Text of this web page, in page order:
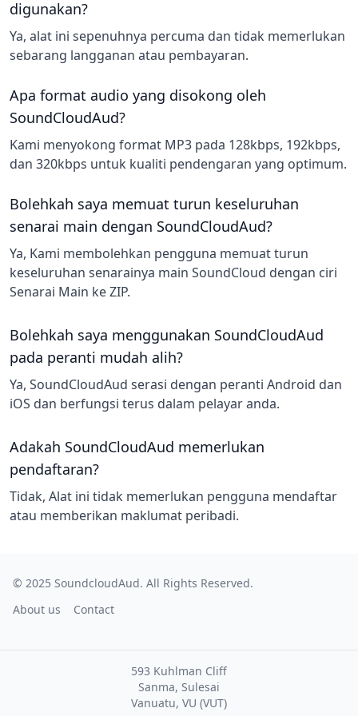
digunakan?
Ya, alat ini sepenuhnya percuma dan tidak memerlukan
sebarang langganan atau pembayaran.
Apa format audio yang disokong oleh
SoundCloudAud?
Kami menyokong format MP3 pada 128kbps, 192kbps,
dan 320kbps untuk kualiti pendengaran yang optimum.
Bolehkah saya memuat turun keseluruhan
senarai main dengan SoundCloudAud?
Ya, Kami membolehkan pengguna memuat turun
keseluruhan senarainya main SoundCloud dengan ciri
Senarai Main ke ZIP.
Bolehkah saya menggunakan SoundCloudAud
pada peranti mudah alih?
Ya, SoundCloudAud serasi dengan peranti Android dan
iOS dan berfungsi terus dalam pelayar anda.
Adakah SoundCloudAud memerlukan
pendaftaran?
Tidak, Alat ini tidak memerlukan pengguna mendaftar
atau memberikan maklumat peribadi.
© 2025 SoundcloudAud. All Rights Reserved.
About us
Contact
593 Kuhlman Cliff
Sanma, Sulesai
Vanuatu, VU (VUT)